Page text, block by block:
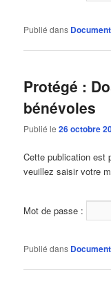
Publié dans
Protégé :
bénévoles
Publié le26 octobre
Cette publication est
veuillez saisir votre
Mot de passe :
Publié dans